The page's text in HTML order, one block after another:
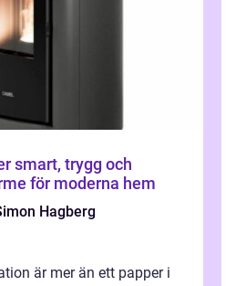
för moderna hem
Hagberg
är mer än ett papper i